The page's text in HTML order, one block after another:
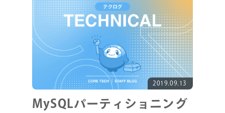
2019.09.13
MySQLパーティショニング